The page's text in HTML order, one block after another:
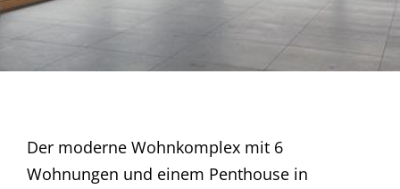
Der moderne Wohnkomplex mit 6
Wohnungen und einem Penthouse in